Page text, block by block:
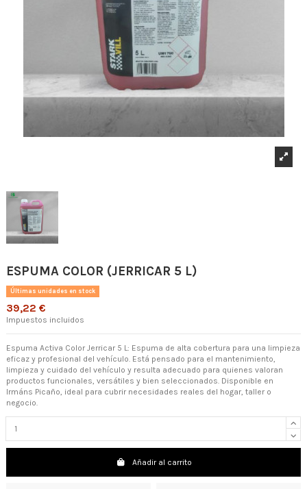
ESPUMA COLOR (JERRICAR 5 L)
Últimas unidades en stock
39,22 €
Impuestos incluidos
Espuma Activa Color Jerricar 5 L: Espuma de alta cobertura para una limpieza
eficaz y profesional del vehículo. Está pensado para el mantenimiento,
limpieza y cuidado del vehículo y resulta adecuado para quienes valoran
productos funcionales, versátiles y bien seleccionados. Disponible en
Irmáns Picaño, ideal para cubrir necesidades reales del hogar, taller o
negocio.
Añadir al carrito